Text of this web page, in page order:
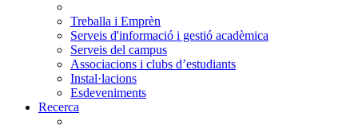
Treballa i Emprèn
Serveis d'informació i gestió acadèmica
Serveis del campus
Associacions i clubs d’estudiants
Instal·lacions
Esdeveniments
Recerca